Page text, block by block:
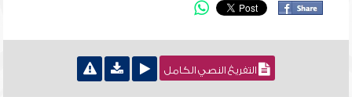
التفريغ النصي الكامل